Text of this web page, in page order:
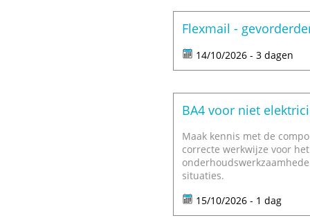
Flexmail -
14/10/2026 - 3 dagen
BA4 voor niet
Maak kennis met de
correcte werkwijze voor
situaties.
15/10/2026 - 1 dag